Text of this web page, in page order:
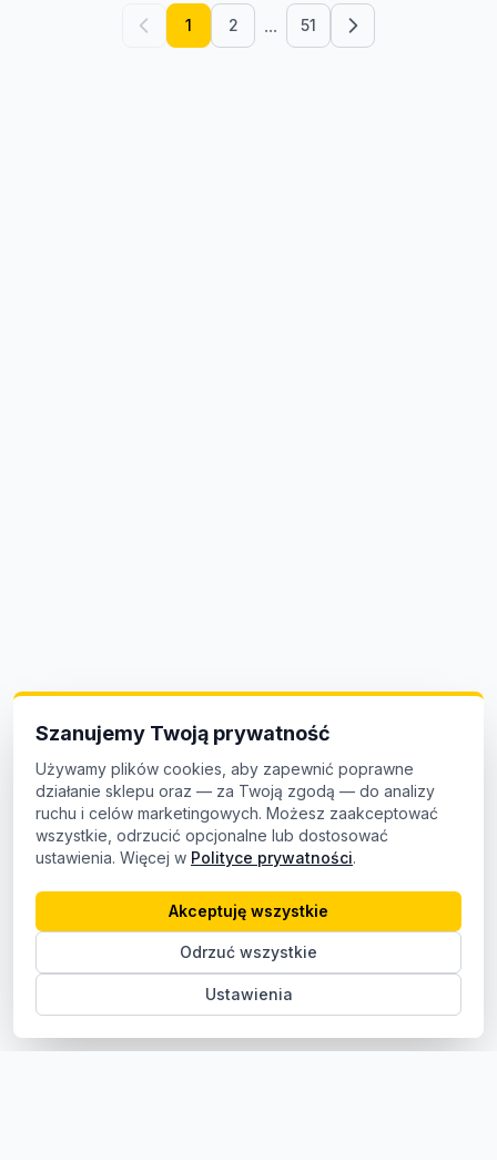
1 2 ... 51
Szanujemy Twoją prywatność
Używamy plików cookies, aby zapewnić poprawne
działanie sklepu oraz — za Twoją zgodą — do analizy
ruchu i celów marketingowych. Możesz zaakceptować
wszystkie, odrzucić opcjonalne lub dostosować
ustawienia. Więcej w Polityce prywatności.
Ustawienia
Odrzuć wszystkie
Akceptuję wszystkie